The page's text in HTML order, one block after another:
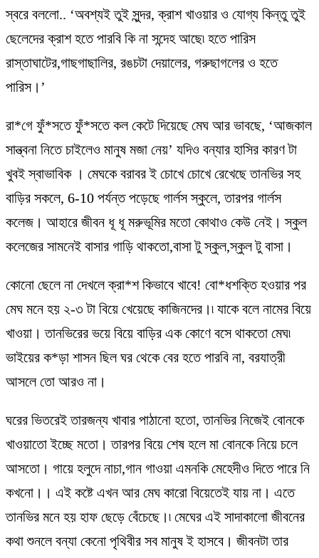
স্বরে বললো.. ‘অবশ্যই তুই সুন্দর, ক্রাশ খাওয়ার ও যোগ্য কিন্তু তুই
ছেলেদের ক্রাশ হতে পারবি কি না সন্দেহ আছে৷ হতে পারিস
রাস্তাঘাটের,গাছগাছালির, রঙচটা দেয়ালের, গরুছাগলের ও হতে
পারিস।’
রা*গে ফুঁ*সতে ফুঁ*সতে কল কেটে দিয়েছে মেঘ আর ভাবছে, ‘আজকাল
সান্ত্বনা নিতে চাইলেও মানুষ মজা নেয়’ যদিও বন্যার হাসির কারণ টা
খুবই স্বাভাবিক । মেঘকে বরাবর ই চোখে চোখে রেখেছে তানভির সহ
বাড়ির সকলে, 6-10 পর্যন্ত পড়েছে গার্লস স্কুলে, তারপর গার্লস
কলেজ। আহারে জীবন ধূ ধূ মরুভূমির মতো কোথাও কেউ নেই। স্কুল
কলেজের সামনেই বাসার গাড়ি থাকতো,বাসা টু স্কুল,স্কুল টু বাসা।
কোনো ছেলে না দেখলে ক্রা*শ কিভাবে খাবে! বো*ধশক্তি হওয়ার পর
মেঘ মনে হয় ২-৩ টা বিয়ে খেয়েছে কাজিনদের।৷ যাকে বলে নামের বিয়ে
খাওয়া। তানভিরের ভয়ে বিয়ে বাড়ির এক কোণে বসে থাকতো মেঘ৷
ভাইয়ের ক*ড়া শাসন ছিল ঘর থেকে বের হতে পারবি না, বরযাত্রী
আসলে তো আরও না।
ঘরের ভিতরেই তারজন্য খাবার পাঠানো হতো, তানভির নিজেই বোনকে
খাওয়াতো ইচ্ছে মতো। তারপর বিয়ে শেষ হলে মা বোনকে নিয়ে চলে
আসতো। গায়ে হলুদে নাচা,গান গাওয়া এমনকি মেহেদীও দিতে পারে নি
কখনো।। এই কষ্টে এখন আর মেঘ কারো বিয়েতেই যায় না। এতে
তানভির মনে হয় হাফ ছেড়ে বেঁচেছে।৷ মেঘের এই সাদাকালো জীবনের
কথা শুনলে বন্যা কেনো পৃথিবীর সব মানুষ ই হাসবে। জীবনটা তার